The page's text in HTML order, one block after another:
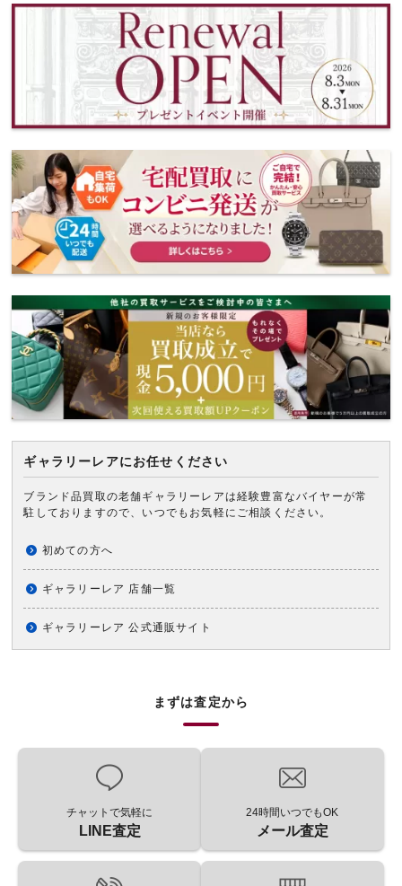
ギャラリーレアにお任せください
ブランド品買取の老舗ギャラリーレアは経験豊富なバイヤーが常
駐しておりますので、いつでもお気軽にご相談ください。
初めての方へ
ギャラリーレア 店舗一覧
ギャラリーレア 公式通販サイト
まずは査定から
チャットで気軽に
LINE査定
24時間いつでもOK
メール査定